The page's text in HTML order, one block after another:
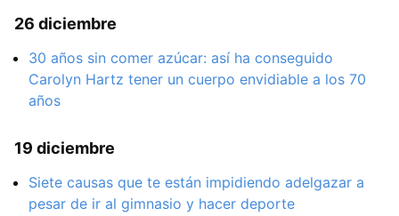
26 diciembre
30 años sin comer azúcar: así ha conseguido
Carolyn Hartz tener un cuerpo envidiable a los 70
años
19 diciembre
Siete causas que te están impidiendo adelgazar a
pesar de ir al gimnasio y hacer deporte